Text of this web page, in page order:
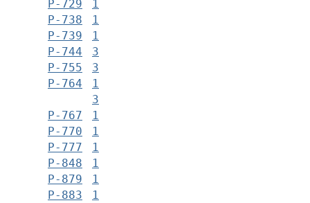
Р-729
1
Р-738
1
Р-739
1
Р-744
3
Р-755
3
Р-764
1
3
Р-767
1
Р-770
1
Р-777
1
Р-848
1
Р-879
1
Р-883
1